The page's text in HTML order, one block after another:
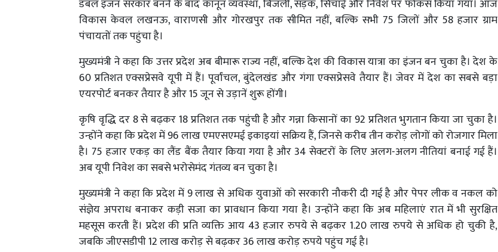
डबल इंजन सरकार बनने के बाद कानून व्यवस्था, बिजली, सड़क, सिंचाई और निवेश पर फोकस किया गया। आज
विकास केवल लखनऊ, वाराणसी और गोरखपुर तक सीमित नहीं, बल्कि सभी 75 जिलों और 58 हजार ग्राम
पंचायतों तक पहुंचा है।
मुख्यमंत्री ने कहा कि उत्तर प्रदेश अब बीमारू राज्य नहीं, बल्कि देश की विकास यात्रा का इंजन बन चुका है। देश के
60 प्रतिशत एक्सप्रेसवे यूपी में हैं। पूर्वांचल, बुंदेलखंड और गंगा एक्सप्रेसवे तैयार हैं। जेवर में देश का सबसे बड़ा
एयरपोर्ट बनकर तैयार है और 15 जून से उड़ानें शुरू होंगी।
कृषि वृद्धि दर 8 से बढ़कर 18 प्रतिशत तक पहुंची है और गन्ना किसानों का 92 प्रतिशत भुगतान किया जा चुका है।
उन्होंने कहा कि प्रदेश में 96 लाख एमएसएमई इकाइयां सक्रिय हैं, जिनसे करीब तीन करोड़ लोगों को रोजगार मिला
है। 75 हजार एकड़ का लैंड बैंक तैयार किया गया है और 34 सेक्टरों के लिए अलग-अलग नीतियां बनाई गई हैं।
अब यूपी निवेश का सबसे भरोसेमंद गंतव्य बन चुका है।
मुख्यमंत्री ने कहा कि प्रदेश में 9 लाख से अधिक युवाओं को सरकारी नौकरी दी गई है और पेपर लीक व नकल को
संज्ञेय अपराध बनाकर कड़ी सजा का प्रावधान किया गया है। उन्होंने कहा कि अब महिलाएं रात में भी सुरक्षित
महसूस करती हैं। प्रदेश की प्रति व्यक्ति आय 43 हजार रुपये से बढ़कर 1.20 लाख रुपये से अधिक हो चुकी है,
जबकि जीएसडीपी 12 लाख करोड़ से बढ़कर 36 लाख करोड़ रुपये पहुंच गई है।